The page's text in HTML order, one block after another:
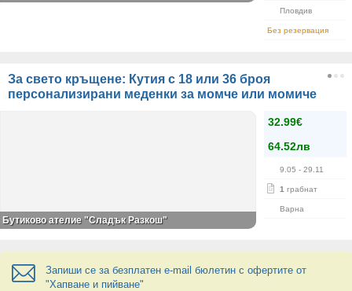
Пловдив
Без резервация
За свето кръщене: Кутия с 18 или 36 броя
персонализирани меденки за момче или момиче
32.99€
64.52лв
9.05 - 29.11
1 грабнат
Варна
Бутиково ателие "Сладък Разкош"
Запиши се за безплатен e-mail бюлетин с офертите от
"Хапване и пийване"